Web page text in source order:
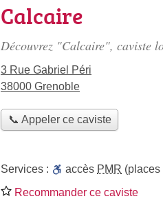
Calcaire
Découvrez "Calcaire", caviste
3 Rue Gabriel Péri
38000 Grenoble
📞 Appeler ce caviste
Services : accès PMR
Recommander ce caviste